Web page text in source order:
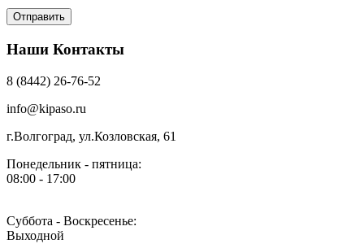
Наши Контакты
8 (8442) 26-76-52
info@kipaso.ru
г.Волгоград, ул.Козловская, 61
Понедельник - пятница:
08:00 - 17:00
Суббота - Воскресенье:
Выходной